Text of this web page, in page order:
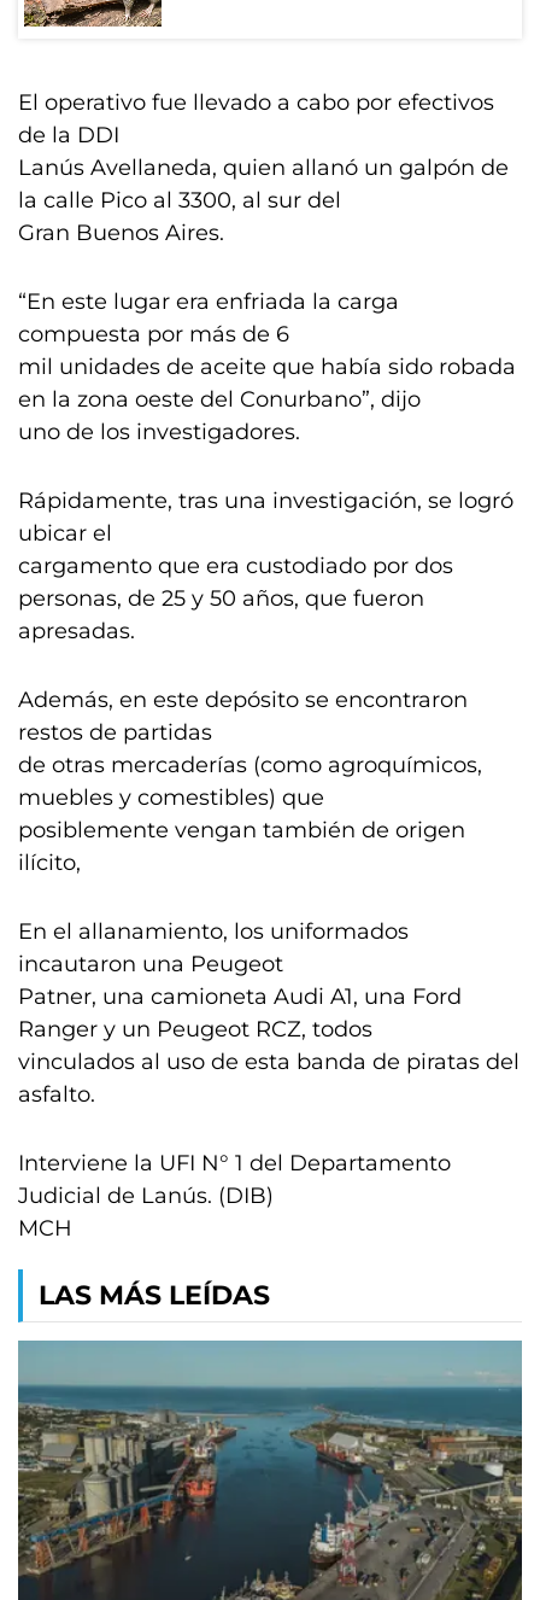
El operativo fue llevado a cabo por efectivos
de la DDI
Lanús Avellaneda, quien allanó un galpón de
la calle Pico al 3300, al sur del
Gran Buenos Aires.
“En este lugar era enfriada la carga
compuesta por más de 6
mil unidades de aceite que había sido robada
en la zona oeste del Conurbano”, dijo
uno de los investigadores.
Rápidamente, tras una investigación, se logró
ubicar el
cargamento que era custodiado por dos
personas, de 25 y 50 años, que fueron
apresadas.
Además, en este depósito se encontraron
restos de partidas
de otras mercaderías (como agroquímicos,
muebles y comestibles) que
posiblemente vengan también de origen
ilícito,
En el allanamiento, los uniformados
incautaron una Peugeot
Patner, una camioneta Audi A1, una Ford
Ranger y un Peugeot RCZ, todos
vinculados al uso de esta banda de piratas del
asfalto.
Interviene la UFI N° 1 del Departamento
Judicial de Lanús. (DIB)
MCH
LAS MÁS LEÍDAS